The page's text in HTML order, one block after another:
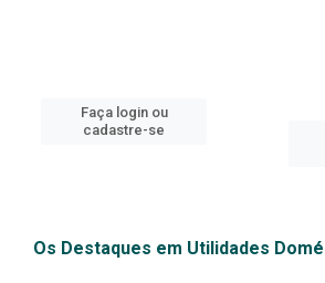
Faça login ou
cadastre-se
Os Destaques em Utilidades